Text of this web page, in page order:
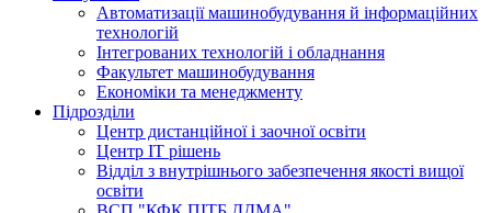
Автоматизації машинобудування й інформаційних
технологій
Інтегрованих технологій і обладнання
Факультет машинобудування
Економіки та менеджменту
Підрозділи
Центр дистанційної і заочної освіти
Центр ІТ рішень
Відділ з внутрішнього забезпечення якості вищої
освіти